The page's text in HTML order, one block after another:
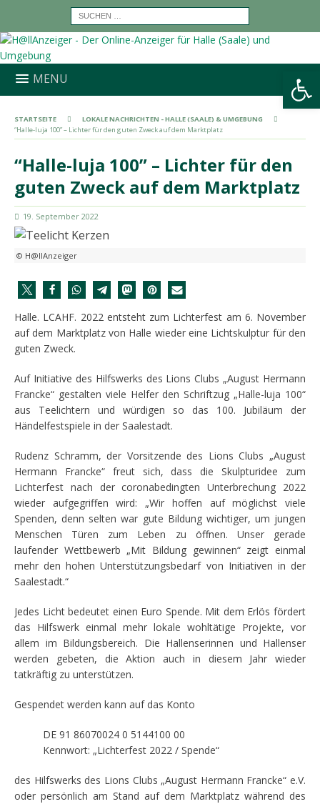
Werkzeugleiste öffnen
MENU
STARTSEITE
LOKALE NACHRICHTEN - HALLE (SAALE) & UMGEBUNG
“Halle-luja 100” – Lichter für den guten Zweck auf dem Marktplatz
“Halle-luja 100” – Lichter für den
guten Zweck auf dem Marktplatz
19. September 2022
© H@llAnzeiger
Halle. LCAHF. 2022 entsteht zum Lichterfest am 6. November
auf dem Marktplatz von Halle wieder eine Lichtskulptur für den
guten Zweck.
Auf Initiative des Hilfswerks des Lions Clubs „August Hermann
Francke“ gestalten viele Helfer den Schriftzug „Halle-luja 100“
aus Teelichtern und würdigen so das 100. Jubiläum der
Händelfestspiele in der Saalestadt.
Rudenz Schramm, der Vorsitzende des Lions Clubs „August
Hermann Francke“ freut sich, dass die Skulpturidee zum
Lichterfest nach der coronabedingten Unterbrechung 2022
wieder aufgegriffen wird: „Wir hoffen auf möglichst viele
Spenden, denn selten war gute Bildung wichtiger, um jungen
Menschen Türen zum Leben zu öffnen. Unser gerade
laufender Wettbewerb „Mit Bildung gewinnen“ zeigt einmal
mehr den hohen Unterstützungsbedarf von Initiativen in der
Saalestadt.“
Jedes Licht bedeutet einen Euro Spende. Mit dem Erlös fördert
das Hilfswerk einmal mehr lokale wohltätige Projekte, vor
allem im Bildungsbereich. Die Hallenserinnen und Hallenser
werden gebeten, die Aktion auch in diesem Jahr wieder
tatkräftig zu unterstützen.
Gespendet werden kann auf das Konto
DE 91 86070024 0 5144100 00
Kennwort: „Lichterfest 2022 / Spende“
des Hilfswerks des Lions Clubs „August Hermann Francke“ e.V.
oder persönlich am Stand auf dem Marktplatz während des